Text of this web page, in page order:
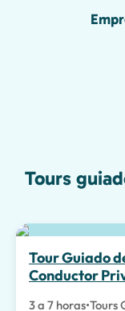
Tours
La mejor
Tour Guiado
Conductor
3 a 7 horas•Tours